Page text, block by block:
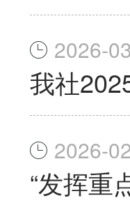
2026-
我社
2026-
“发挥重